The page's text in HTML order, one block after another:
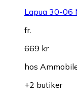
Lapua 30-06
fr.
669 kr
hos
+2 butiker